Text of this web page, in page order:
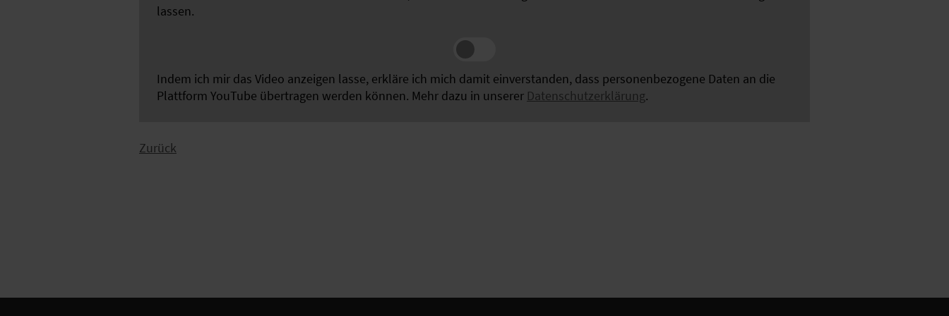
lassen.
Indem ich mir das Video anzeigen lasse, erkläre ich mich damit einverstanden, dass personenbezogene Daten an die
Plattform YouTube übertragen werden können. Mehr dazu in unserer Datenschutzerklärung.
Zurück